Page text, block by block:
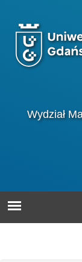
Wydział